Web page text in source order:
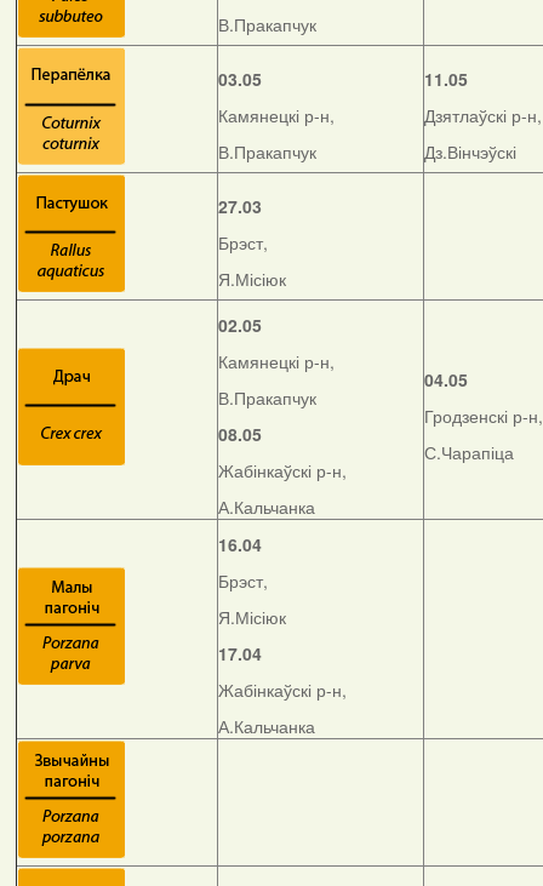
В.Пракапчук
03.05
Камянецкі р-н,
В.Пракапчук
11.05
Дзятлаўскі р-н,
Дз.Вінчэўскі
27.03
Брэст,
Я.Місіюк
02.05
Камянецкі р-н,
В.Пракапчук
08.05
Жабінкаўскі р-н,
А.Кальчанка
04.05
Гродзенскі р-н,
С.Чарапіца
16.04
Брэст,
Я.Місіюк
17.04
Жабінкаўскі р-н,
А.Кальчанка